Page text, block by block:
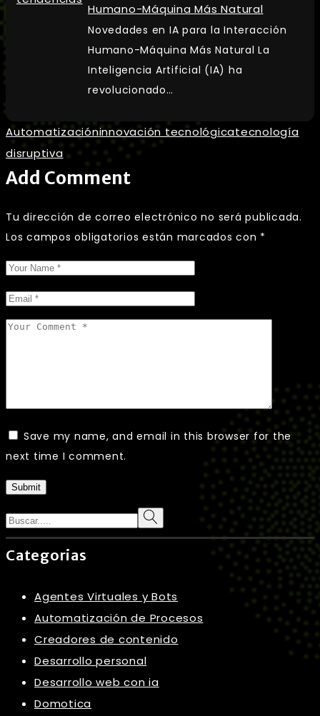
Humano-Máquina Más Natural
Novedades en IA para la Interacción
Humano-Máquina Más Natural La
Inteligencia Artificial (IA) ha
revolucionado…
Automatizacióninnovación tecnológicatecnología
disruptiva
Add Comment
Tu dirección de correo electrónico no será publicada.
Los campos obligatorios están marcados con *
Save my name, and email in this browser for the
next time I comment.
Submit
Search
Categorias
Agentes Virtuales y Bots
Automatización de Procesos
Creadores de contenido
Desarrollo personal
Desarrollo web con ia
Domotica